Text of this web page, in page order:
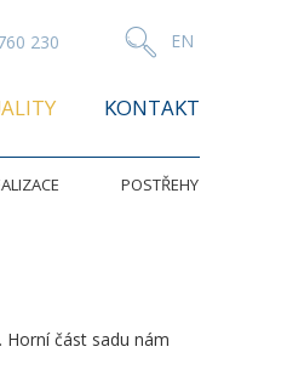
230
KONTAKT
POSTŘEHY
část sadu nám